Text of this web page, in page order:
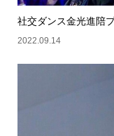
社交ダンス金光進陪
2022.09.14